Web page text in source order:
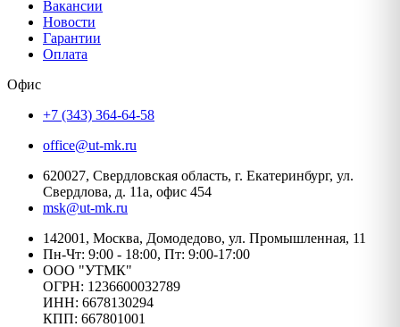
Вакансии
Новости
Гарантии
Оплата
Офис
+7 (343) 364-64-58
office@ut-mk.ru
620027, Свердловская область, г. Екатеринбург, ул.
Свердлова, д. 11а, офис 454
msk@ut-mk.ru
142001, Москва, Домодедово, ул. Промышленная, 11
Пн-Чт: 9:00 - 18:00, Пт: 9:00-17:00
ООО "УТМК"
ОГРН: 1236600032789
ИНН: 6678130294
КПП: 667801001